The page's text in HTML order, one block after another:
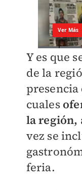
Y es que
de la
presencia
cuales
la región,
vez se
feria.